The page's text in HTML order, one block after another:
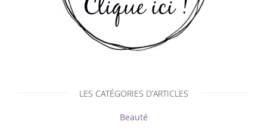
LES CATÉGORIES D’ARTICLES
Beauté